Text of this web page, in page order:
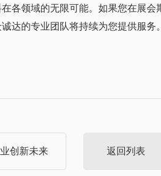
各领域的无限可能。如果您在展会
达的专业团队将持续为您提供服务
创新未来 返回列表